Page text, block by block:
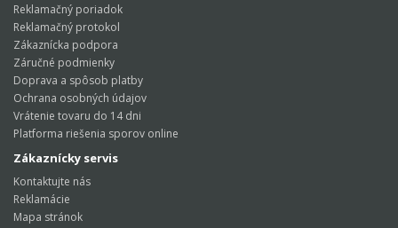
Reklamačný poriadok
Reklamačný protokol
Zákaznícka podpora
Záručné podmienky
Doprava a spôsob platby
Ochrana osobných údajov
Vrátenie tovaru do 14 dni
Platforma riešenia sporov online
Zákaznícky servis
Kontaktujte nás
Reklamácie
Mapa stránok